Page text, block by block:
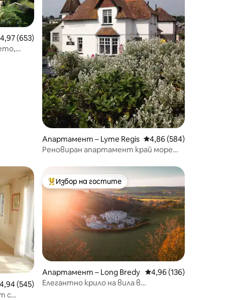
оценка: 4,97 от 5, 653 отзива
4,97 (653)
Апартамент – Lyme Regis Средна оценка: 4,86
4,86 (584)
Реновиран апартамент край морето
оценка: 4,94 от 5, 545 отзива
4,94 (545)
с
Най-популярен избор на гостите
Избор на гостите
Апартамент – Long Bredy Средна оценка: 4,96
4,96 (136)
Елегантно крило на вила в